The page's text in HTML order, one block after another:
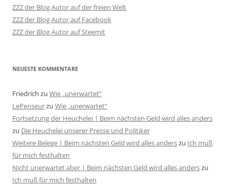
ZZZ der Blog Autor auf der freien Welt
ZZZ der Blog Autor auf Facebook
ZZZ der Blog Autor auf Steemit
NEUESTE KOMMENTARE
Friedrich zu Wie „unerwartet“
LePenseurzu Wie „unerwartet“
Fortsetzung der Heuchelei | Beim nächsten Geld wird alles anders
zu Die Heuchelei unserer Presse und Politiker
Weitere Belege | Beim nächsten Geld wird alles anderszu Ich muß
für mich festhalten
Nicht unerwartet aber | Beim nächsten Geld wird alles anderszu
Ich muß für mich festhalten